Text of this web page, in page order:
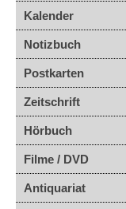
Kalender
Notizbuch
Postkarten
Zeitschrift
Hörbuch
Filme / DVD
Antiquariat